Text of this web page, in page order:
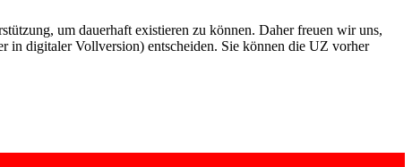
um dauerhaft existieren zu können. Daher freuen wir uns,
in digitaler Vollversion) entscheiden. Sie können die UZ vorher